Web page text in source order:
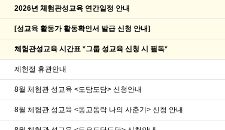
2026년 체험관성교육 연간일정 안내
[성교육 활동가 활동확인서 발급 신청 안내]
체험관성교육 시간표 *그룹 성교육 신청 시 필독*
제헌절 휴관안내
8월 체험관 성교육 <도담도담> 신청안내
8월 체험관 성교육 <동고동락 나의 사춘기> 신청 안내